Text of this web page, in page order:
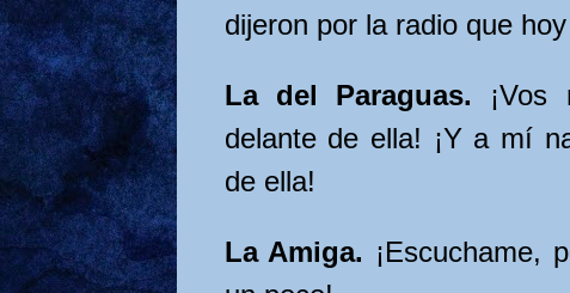
dijeron por la radio que
La del Paraguas.
delante de ella! ¡Y a mí
de ella!
La Amiga. ¡Escuchame,